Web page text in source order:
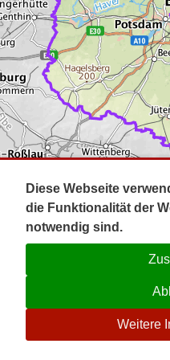
Impressum
Kontakt
Diese Webseite
die Funktionalität der
notwendig sind.
Weitere